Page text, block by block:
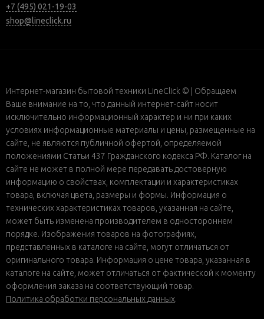
+7 (495) 021-19-03
shop@lineclick.ru
Интернет-магазин бытовой техники LineClick © | Обращаем
Ваше внимание на то, что данный интернет-сайт носит
исключительно информационный характер и ни при каких
условиях информационные материалы и цены, размещенные на
сайте, не являются публичной офертой, определяемой
положениями Статьи 437 Гражданского кодекса РФ. Каталог на
сайте не может в полной мере передавать достоверную
информацию о свойствах, комплектации и характеристиках
товара, включая цвета, размеры и формы. Информация о
технических характеристиках товаров, указанная на сайте,
может быть изменена производителем в одностороннем
порядке. Изображения товаров на фотографиях,
представленных в каталоге на сайте, могут отличаться от
оригинального товара. Информация о цене товара, указанная в
каталоге на сайте, может отличаться от фактической к моменту
оформления заказа на соответствующий товар.
Политика обработки персональных данных.